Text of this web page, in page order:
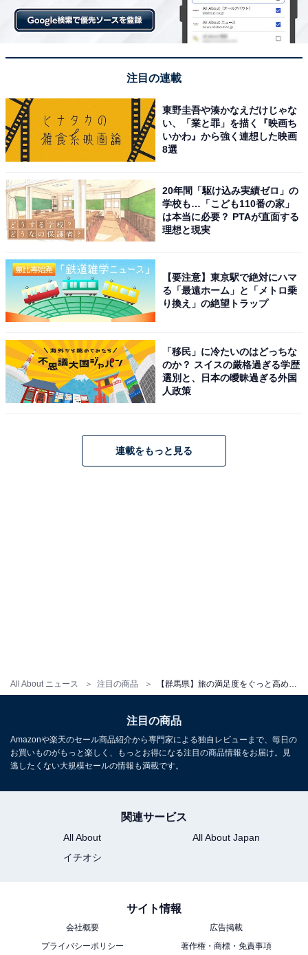
All About ニュース 注目の商品
「四万温泉 積善館本館」は現存する日本最古の木
四万温泉 積善館本館（画像：「四万温泉 積善館本館」公式Webサイトよ
り）
元禄4年に建てられた「四万温泉 積善館本館」は、現存
5年に建てられた大正ロマンを彷彿とさせる贅沢な造り
が特徴。食事は「食治」をコンセプトとした、心と身体
アクセス
所在地：群馬県吾妻郡中之条町四万温泉
交通手段：JR中之条駅から四万温泉行きバスで約40分、
終点「四万温泉」下車後徒歩2分／関越自動車道 渋川・
伊香保ICより国道353号線経由で約50分
大人1名（参考価格）：10450円
※料金は公式Webサイト参考価格
チェックイン・チェックアウト
注目の連載
東野圭吾や湊かなえだけじゃな
い、「業と罪」を描く『映画ち
いかわ』から強く連想した映画
8選
20年間「駆け込み実績ゼロ」の
学校も…「こども110番の家」
は本当に必要？ PTAが直面する
理想と現実
【要注意】東京駅で絶対にハマ
る「最遠ホーム」と「メトロ乗
り換え」の絶望トラップ
「移民」に冷たいのはどっちな
のか？ スイスの厳格過ぎる学歴
選別と、日本の曖昧過ぎる外国
人政策
連載をもっと見る
注目の商品
Amazonや楽天のセール商品紹介から専門家による独自レビューまで、毎日の
お買いものがもっと楽しく、もっとお得になる注目の商品情報をお届け。見
逃したくない大規模セールの情報も満載です。
関連サービス
All About
All About Japan
イチオシ
サイト情報
会社概要
広告掲載
プライバシーポリシー
著作権・商標・免責事項